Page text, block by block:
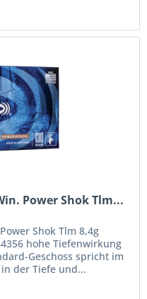
Power Shok Tlm...
Shok Tlm 8,4g
hohe Tiefenwirkung
Geschoss spricht im
der Tiefe und...